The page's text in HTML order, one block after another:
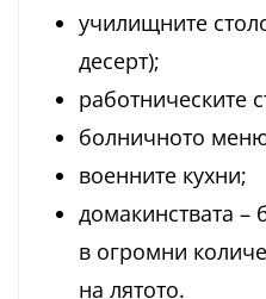
училищните
десерт);
работническите
болничното
военните кухни;
домакинствата –
в огромни
на лятото.